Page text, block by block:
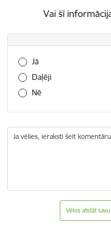
Vai šī
Vai šī informācija bija
Jā
Daļēji
Nē
Ja vēlies, ieraksti šeit komentāru
Vēlos atstāt